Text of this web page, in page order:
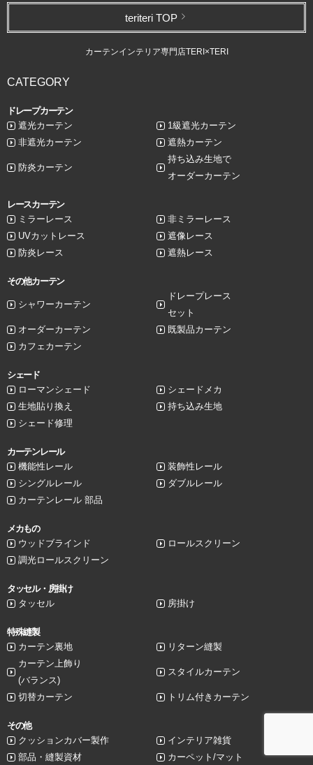
teriteri TOP
カーテンインテリア専門店TERI×TERI
CATEGORY
ドレープカーテン
遮光カーテン
1級遮光カーテン
非遮光カーテン
遮熱カーテン
防炎カーテン
持ち込み生地で
オーダーカーテン
レースカーテン
ミラーレース
非ミラーレース
UVカットレース
遮像レース
防炎レース
遮熱レース
その他カーテン
シャワーカーテン
ドレープレース
セット
オーダーカーテン
既製品カーテン
カフェカーテン
シェード
ローマンシェード
シェードメカ
生地貼り換え
持ち込み生地
シェード修理
カーテンレール
機能性レール
装飾性レール
シングルレール
ダブルレール
カーテンレール 部品
メカもの
ウッドブラインド
ロールスクリーン
調光ロールスクリーン
タッセル・房掛け
タッセル
房掛け
特殊縫製
カーテン裏地
リターン縫製
カーテン上飾り
(バランス)
スタイルカーテン
切替カーテン トリム付きカーテン
その他
クッションカバー製作
インテリア雑貨
部品・縫製資材
カーペット/マット